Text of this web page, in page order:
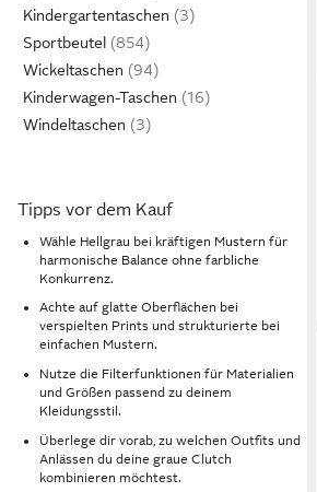
Kindergartentaschen
Sportbeutel
Wickeltaschen
Kinderwagen-Taschen
Windeltaschen
Tipps vor dem Kauf
Wähle Hellgrau bei kräftigen Mustern für
harmonische Balance ohne farbliche
Konkurrenz.
Achte auf glatte Oberflächen bei
verspielten Prints und strukturierte bei
einfachen Mustern.
Nutze die Filterfunktionen für Materialien
und Größen passend zu deinem
Kleidungsstil.
Überlege dir vorab, zu welchen Outfits und
Anlässen du deine graue Clutch
kombinieren möchtest.